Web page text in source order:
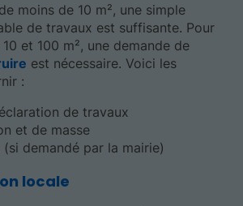
moins de 10 m², une simple
de travaux est suffisante. Pour
et 100 m², une demande de
est nécessaire. Voici les
:
de travaux
et de masse
demandé par la mairie)
locale